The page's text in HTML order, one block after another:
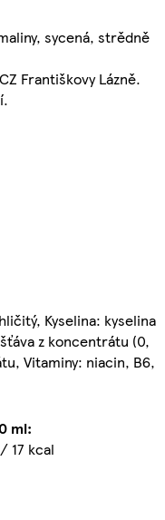
sycená, strědně
Františkovy Lázně.
Kyselina: kyselina
z koncentrátu (0,
Vitaminy: niacin, B6,
ml:
17 kcal